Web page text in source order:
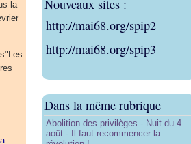
la
Nouveaux sites :
http://mai68.org/spip2
http://mai68.org/spip3
Dans la même rubrique
Abolition des privilèges - Nuit du 4
août - Il faut recommencer la